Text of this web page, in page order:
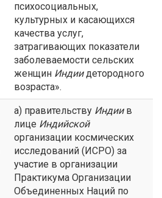
психосоциальных,
культурных и касающихся
качества услуг,
затрагивающих показатели
заболеваемости сельских
женщин Индиидетородного
возраста».
а) правительству Индиив
лице Индийской
организации космических
исследований (ИСРО) за
участие в организации
Практикума Организации
Объединенных Наций по